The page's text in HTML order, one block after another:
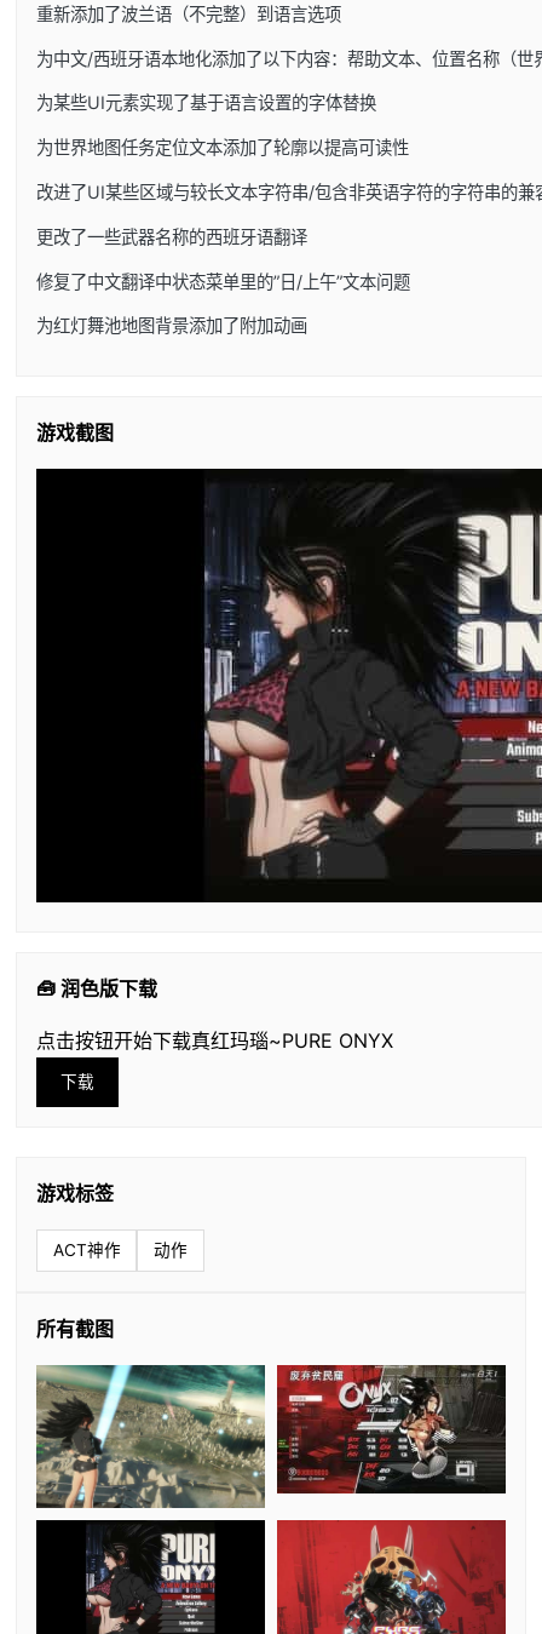
重新添加了波兰语（不完整）到语言选项
为中文/西班牙语本地化添加了以下内容：帮助文本、位置名称（
为某些UI元素实现了基于语言设置的字体替换
为世界地图任务定位文本添加了轮廓以提高可读性
改进了UI某些区域与较长文本字符串/包含非英语字符的字符串的兼
更改了一些武器名称的西班牙语翻译
修复了中文翻译中状态菜单里的”日/上午”文本问题
为红灯舞池地图背景添加了附加动画
游戏截图
🧰 润色版下载
点击按钮开始下载真红玛瑙~PURE ONYX
下载
游戏标签
ACT神作 动作
所有截图